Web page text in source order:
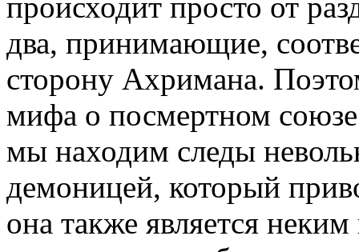
два, принимающие,
сторону Ахримана.
мифа о посмертном
мы находим следы
демоницей, который
она также является